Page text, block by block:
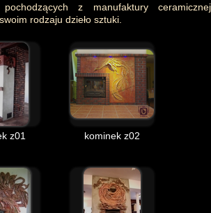
z manufaktury ceramicznej
rodzaju dzieło sztuki.
z01 kominek z02